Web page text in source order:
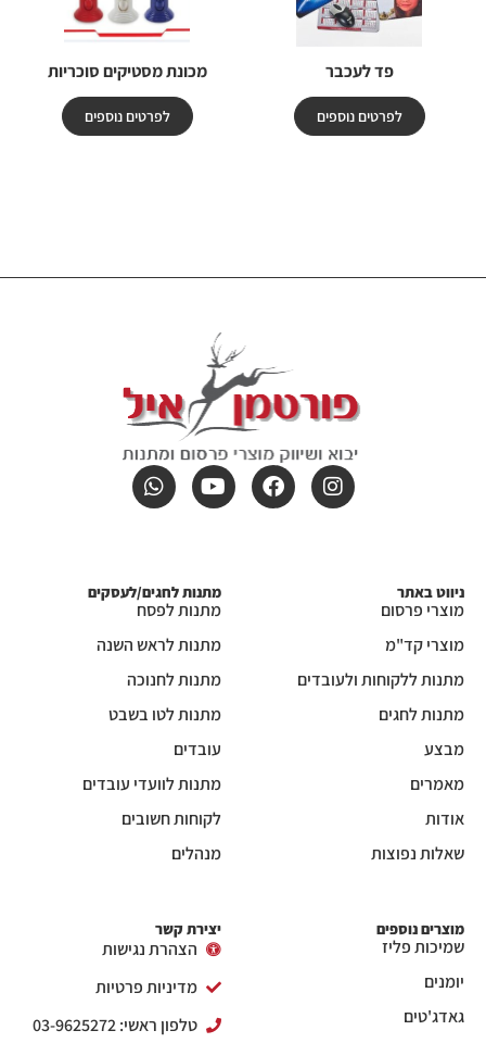
פד לעכבר
לפרטים נוספים
מכונת מסטיקים סוכריות
לפרטים נוספים
ניווט באתר
מוצרי פרסום
מוצרי קד"מ
מתנות ללקוחות ולעובדים
מתנות לחגים
מבצע
מאמרים
אודות
שאלות נפוצות
מתנות לחגים/לעסקים
מתנות לפסח
מתנות לראש השנה
מתנות לחנוכה
מתנות לטו בשבט
עובדים
מתנות לוועדי עובדים
לקוחות חשובים
מנהלים
מוצרים נוספים
שמיכות פליז
יומנים
גאדג'טים
יצירת קשר
הצהרת נגישות
מדיניות פרטיות
טלפון ראשי: 03-9625272